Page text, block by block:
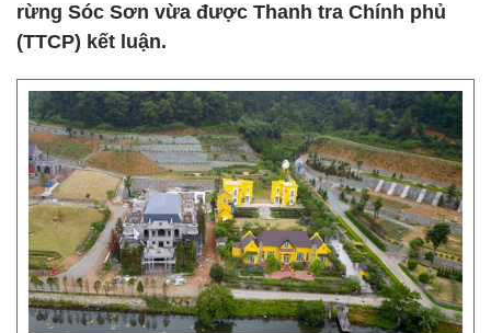
rừng Sóc Sơn vừa được Thanh tra Chính phủ
(TTCP) kết luận.